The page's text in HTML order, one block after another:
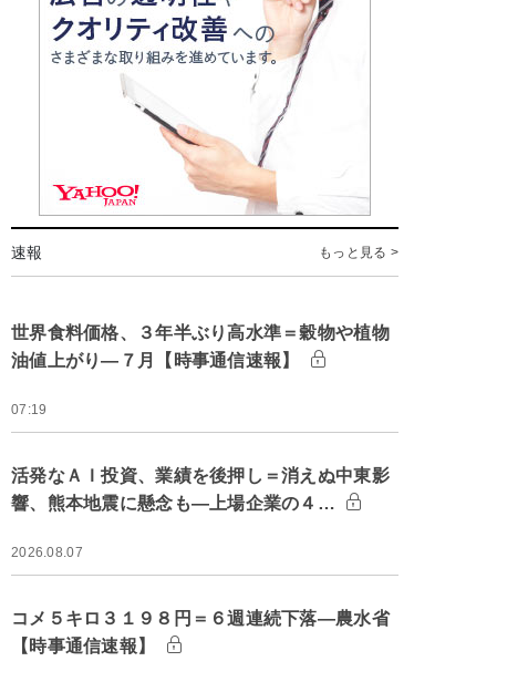
速報 もっと見る >
世界食料価格、３年半ぶり高水準＝穀物や植物
油値上がり―７月【時事通信速報】
07:19
活発なＡＩ投資、業績を後押し＝消えぬ中東影
響、熊本地震に懸念も―上場企業の４…
2026.08.07
コメ５キロ３１９８円＝６週連続下落―農水省
【時事通信速報】